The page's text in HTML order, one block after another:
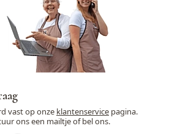
vast op onze klantenservice pagina.
ons een mailtje of bel ons.